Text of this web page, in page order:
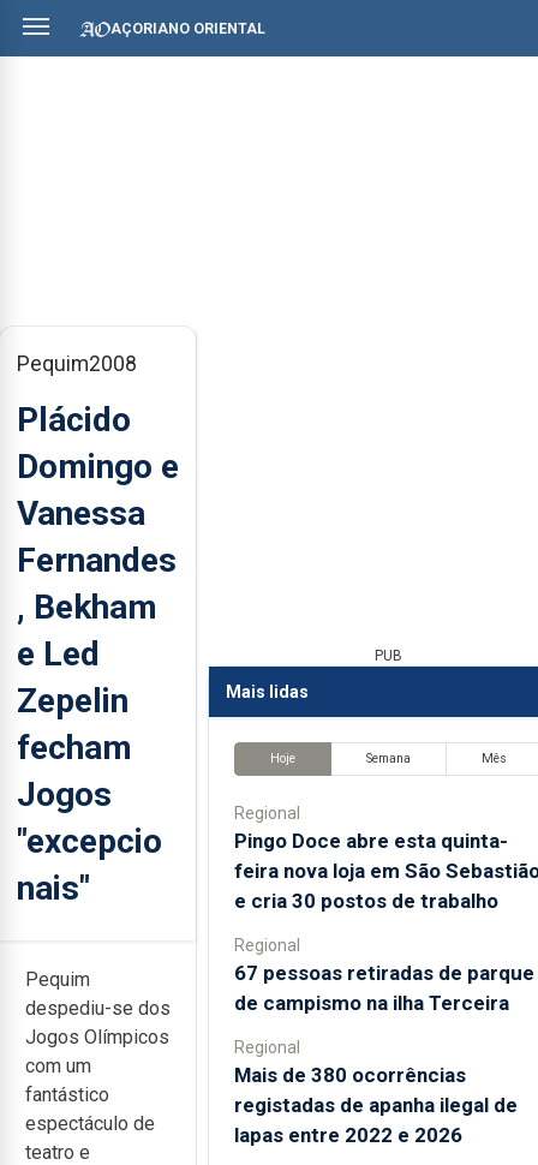
AÇORIANO ORIENTAL
Pequim2008
Plácido
Domingo e
Vanessa
Fernandes
, Bekham
e Led
Zepelin
fecham
Jogos
"excepcio
nais"
Pequim
despediu-se dos
Jogos Olímpicos
com um
fantástico
espectáculo de
teatro e
PUB
Mais lidas
Hoje Semana Mês
Regional
Pingo Doce abre esta quinta-
feira nova loja em São
e cria 30 postos de trabalho
Regional
67 pessoas retiradas de parque
de campismo na ilha Terceira
Regional
Mais de 380 ocorrências
registadas de apanha ilegal de
lapas entre 2022 e 2026